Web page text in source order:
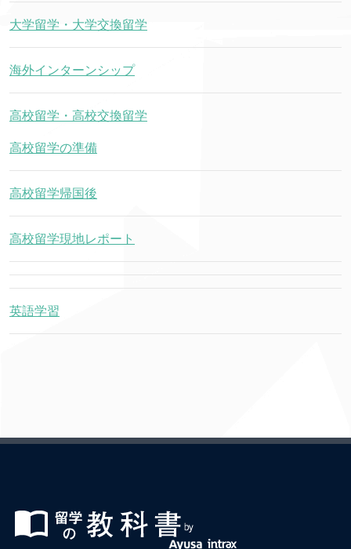
大学留学・大学交換留学
海外インターンシップ
高校留学・高校交換留学
高校留学の準備
高校留学帰国後
高校留学現地レポート
英語学習